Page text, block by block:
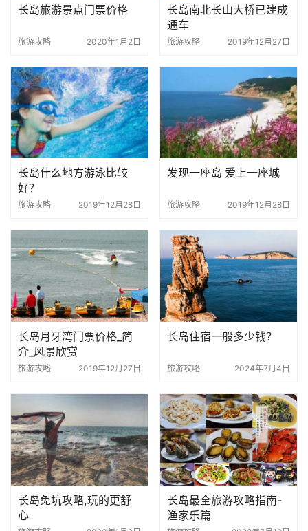
长岛旅游景点门票价格
旅游攻略 2020年1月2日
长岛南北长山大桥已建成
通车
旅游攻略 2019年12月27日
长岛什么地方游泳比较
好？
旅游攻略 2019年12月28日
发现一座岛 爱上一座城
旅游攻略 2019年12月28日
长岛月牙湾门票价格_简
介_风景欣赏
旅游攻略 2019年12月27日
长岛住宿一般多少钱？
旅游攻略 2024年7月4日
长岛免坑攻略,玩的更舒
心
长岛最全旅游攻略指南-
渔家乐篇